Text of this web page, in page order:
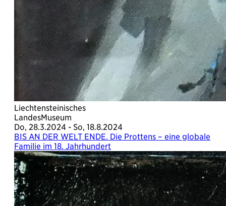
Liechtensteinisches
LandesMuseum
Do, 28.3.2024 - So, 18.8.2024
BIS AN DER WELT ENDE. Die Prottens – eine globale
Familie im 18. Jahrhundert